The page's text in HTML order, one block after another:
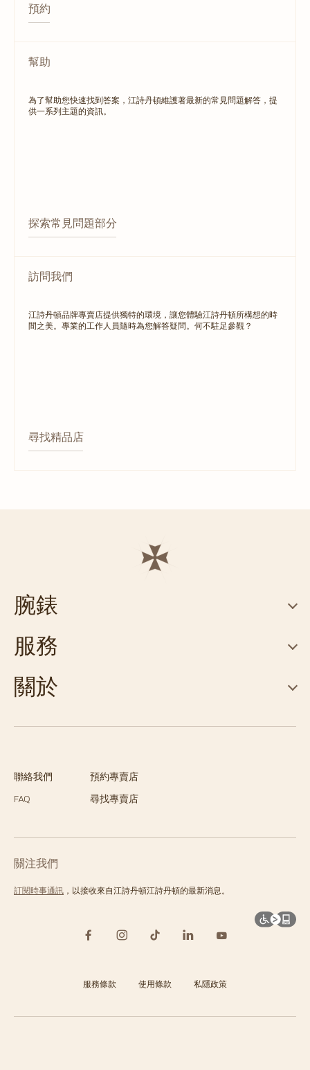
預約
幫助
為了幫助您快速找到答案，江詩丹頓維護著最新的常見問題解答，提
供一系列主題的資訊。
探索常見問題部分
訪問我們
江詩丹頓品牌專賣店提供獨特的環境，讓您體驗江詩丹頓所構想的時
間之美。專業的工作人員隨時為您解答疑問。何不駐足參觀？
尋找精品店
聯絡我們
預約專賣店
FAQ
尋找專賣店
關注我們
訂閱時事通訊 ，以接收來自江詩丹頓江詩丹頓的最新消息。
腕錶
服務
關於
服務條款 使用條款 私隱政策